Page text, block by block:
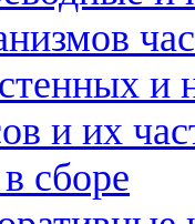
и
и их
сборе